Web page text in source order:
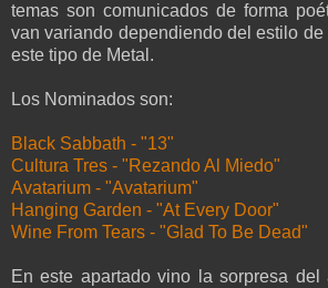
temas son comunicados de forma
van variando dependiendo del estilo
este tipo de Metal.
Los Nominados son:
Black Sabbath - "13"
Cultura Tres - "Rezando Al Miedo"
Avatarium - "Avatarium"
Hanging Garden - "At Every Door"
Wine From Tears - "Glad To Be Dead"
En este apartado vino la sorpresa del